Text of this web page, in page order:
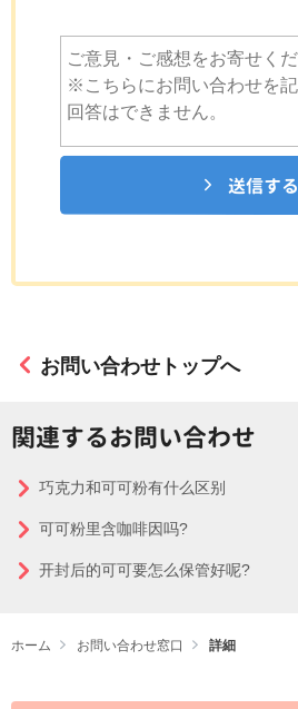
送信する
お問い合わせトップへ
関連するお問い合わせ
巧克力和可可粉有什么区别
可可粉里含咖啡因吗?
开封后的可可要怎么保管好呢?
ホーム お問い合わせ窓口 詳細